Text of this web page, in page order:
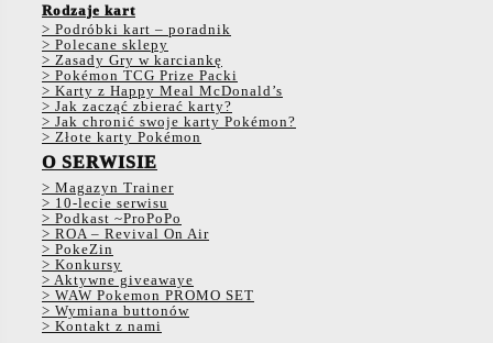
Rodzaje kart
> Podróbki kart – poradnik
> Polecane sklepy
> Zasady Gry w karciankę
> Pokémon TCG Prize Packi
> Karty z Happy Meal McDonald’s
> Jak zacząć zbierać karty?
> Jak chronić swoje karty Pokémon?
> Złote karty Pokémon
O SERWISIE
> Magazyn Trainer
> 10-lecie serwisu
> Podkast ~ProPoPo
> ROA – Revival On Air
> PokeZin
> Konkursy
> Aktywne giveawaye
> WAW Pokemon PROMO SET
> Wymiana buttonów
> Kontakt z nami